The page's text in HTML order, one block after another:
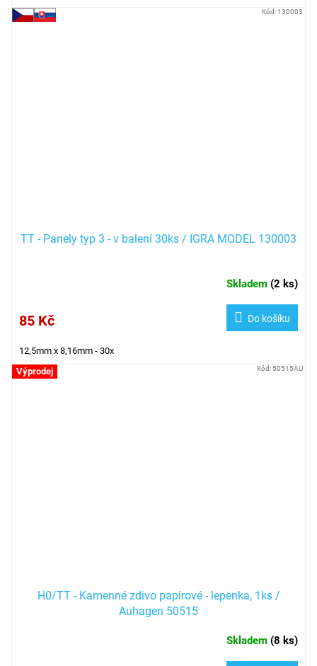
TT - Panely typ 3 - v balení 30ks / IGRA MODEL 130003
Skladem (2 ks)
85 Kč Do košíku
12,5mm x 8,16mm - 30x
Kód: 130003
Výprodej
H0/TT - Kamenné zdivo papírové - lepenka, 1ks /
Auhagen 50515
Skladem (8 ks)
Kód: 50515AU